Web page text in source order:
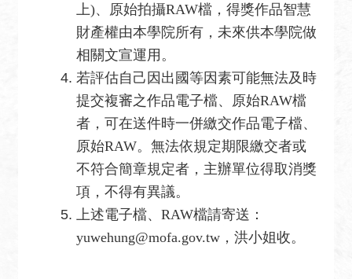
上)、原始拍攝RAW檔，得獎作品智慧
財產權由本學院所有，未來供本學院做
相關文宣運用。
若評估自己因出國等因素可能無法及時
提交複審之作品電子檔、原始RAW檔
者，可在送件時一併繳交作品電子檔、
原始RAW。無法依規定期限繳交者或
不符合簡章規定者，主辦單位得取消獎
項，不得有異議。
上述電子檔、RAW檔請寄送：
yuwehung@mofa.gov.tw，洪小姐收。